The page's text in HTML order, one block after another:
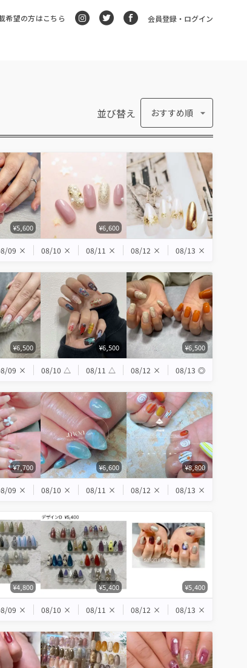
希望の方はこちら 会員登録・ログイン
並び替え おすすめ順
¥5,600 ¥6,600
09 × 08/10 × 08/11 × 08/12 × 08/13 ×
¥6,500 ¥6,500 ¥6,500
09 × 08/10 △ 08/11 △ 08/12 × 08/13 ◎
¥7,700 ¥6,600 ¥8,800
09 × 08/10 × 08/11 × 08/12 × 08/13 ×
¥4,800 ¥5,400 ¥5,400
09 × 08/10 × 08/11 × 08/12 × 08/13 ×